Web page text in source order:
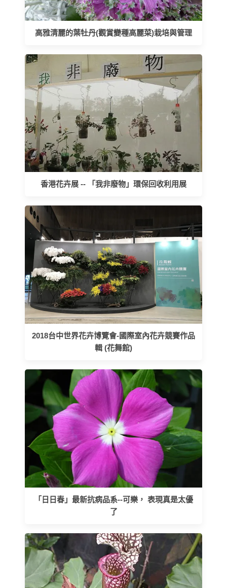
高雅清麗的葉牡丹(觀賞變種高麗菜)栽培與管理
香港花卉展 -- 「我非廢物」環保回收利用展
2018台中世界花卉博覽會-國際室內花卉競賽作品
輯 (花舞館)
「日日春」最新抗病品系--可樂， 表現真是太優
了